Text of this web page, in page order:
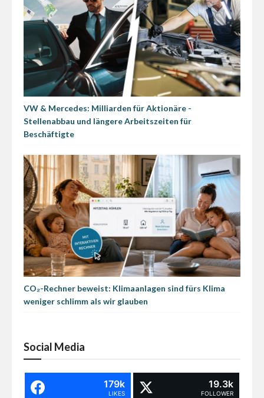
VW & Mercedes: Milliarden für Aktionäre -
Stellenabbau und längere Arbeitszeiten für
Beschäftigte
CO₂-Rechner beweist: Klimaanlagen sind fürs Klima
weniger schlimm als wir glauben
Social Media
179k
LIKES
19.3k
FOLLOWER